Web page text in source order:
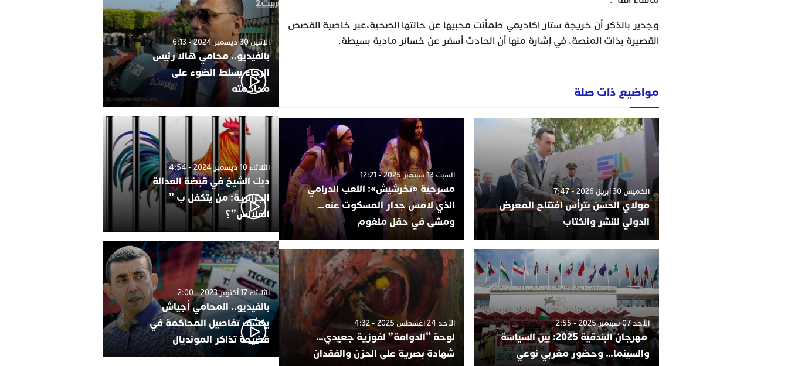
وجدير بالذكر أن خريجة ستار اكاديمي طمأنت محبيها عن حالتها الصحية،عبر خاصية القصص
القصيرة بذات المنصة، في إشارة منها أن الحادث أسفر عن خسائر مادية بسيطة.
مواضيع ذات صلة
الخميس 30 أبريل 2026 - 7:47
مولاي الحسن يترأس افتتاح المعرض
الدولي للنشر والكتاب
السبت 13 سبتمبر 2025 - 12:21
مسرحية «تخرشيش»: اللعب الدرامي
الذي لامس جدار المسكوت عنه…
ومشى في حقل ملغوم
الأحد 07 سبتمبر 2025 - 2:55
مهرجان البندقية 2025: بين السياسة
والسينما… وحضور مغربي نوعي
الأحد 24 أغسطس 2025 - 4:32
لوحة “الدوامة” لفوزية جعيدي…
شهادة بصرية على الحزن والفقدان
الإثنين 30 ديسمبر 2024 - 6:13
بالفيديو.. محامي هالا رئيس
الرجاء يسلط الضوء على
محاكمته
الثلاثاء 10 ديسمبر 2024 - 4:54
ديك الشيخ في قبضة العدالة
الجزائرية: من يتكفل ب ”
الفلالس”؟
الثلاثاء 17 أكتوبر 2023 - 2:00
بالفيديو.. المحامي أجياش
يكشف تفاصيل المحاكمة في
فضيحة تذاكر المونديال